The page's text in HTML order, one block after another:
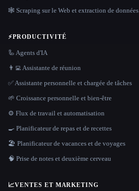
🕸️ Scraping sur le Web et extraction de données
⚡PRODUCTIVITÉ
🦾 Agents d'IA
👨‍💻 Assistante de réunion
✅ Assistante personnelle et chargée de tâches
🌱 Croissance personnelle et bien-être
⚙️ Flux de travail et automatisation
🍳 Planificateur de repas et de recettes
🏖 Planificateur de vacances et de voyages
🧠 Prise de notes et deuxième cerveau
📈VENTES ET MARKETING